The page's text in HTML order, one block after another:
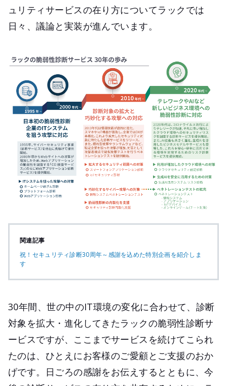
ュリティサービスの在り方についてラックでは
日々、議論と実装が進んでいます。
関連記事
祝！セキュリティ診断30周年～感謝を込めた特別企画を紹介しま
す
30年間、世の中のIT環境の変化に合わせて、診断
対象を拡大・進化してきたラックの脆弱性診断サ
ービスですが、ここまでサービスを続けてこられ
たのは、ひとえにお客様のご愛顧とご支援のおか
げです。日ごろの感謝をお伝えするとともに、今